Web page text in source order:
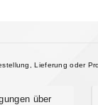
Lieferung oder
über